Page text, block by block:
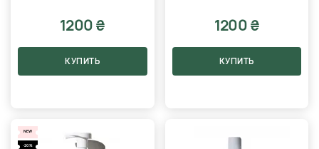
1200 ₴
КУПИТЬ
1200 ₴
КУПИТЬ
NEW
-20%